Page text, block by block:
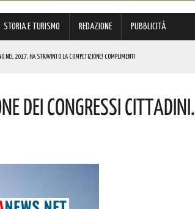
STORIA E TURISMO REDAZIONE PUBBLICITÀ
NEL 2017, HA STRAVINTO LA COMPETIZIONE! COMPLIMENTI
IL CONCERTO DI CLEMENTINO. QUESTI I PUNTI NAVETTA E AREE PARCHEGGIO
E APPARTAMENTI. L’AVVISO DI CODACONS
Dei Congressi Cittadini.